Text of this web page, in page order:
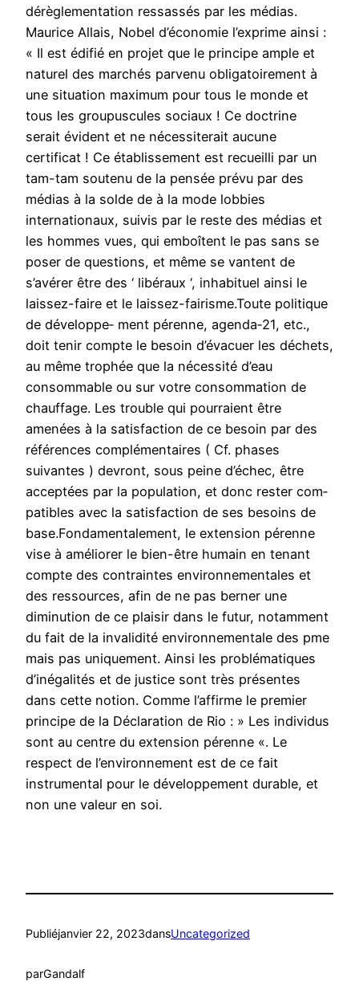
dérèglementation ressassés par les médias.
Maurice Allais, Nobel d’économie l’exprime ainsi :
« Il est édifié en projet que le principe ample et
naturel des marchés parvenu obligatoirement à
une situation maximum pour tous le monde et
tous les groupuscules sociaux ! Ce doctrine
serait évident et ne nécessiterait aucune
certificat ! Ce établissement est recueilli par un
tam-tam soutenu de la pensée prévu par des
médias à la solde de à la mode lobbies
internationaux, suivis par le reste des médias et
les hommes vues, qui emboîtent le pas sans se
poser de questions, et même se vantent de
s’avérer être des ‘ libéraux ‘, inhabituel ainsi le
laissez-faire et le laissez-fairisme.Toute politique
de développe‑ ment pérenne, agenda‑21, etc.,
doit tenir compte le besoin d’évacuer les déchets,
au même trophée que la nécessité d’eau
consommable ou sur votre consommation de
chauffage. Les trouble qui pourraient être
amenées à la satisfaction de ce besoin par des
références complémentaires ( Cf. phases
suivantes ) devront, sous peine d’échec, être
acceptées par la population, et donc rester com‑
patibles avec la satisfaction de ses besoins de
base.Fondamentalement, le extension pérenne
vise à améliorer le bien-être humain en tenant
compte des contraintes environnementales et
des ressources, afin de ne pas berner une
diminution de ce plaisir dans le futur, notamment
du fait de la invalidité environnementale des pme
mais pas uniquement. Ainsi les problématiques
d’inégalités et de justice sont très présentes
dans cette notion. Comme l’affirme le premier
principe de la Déclaration de Rio : » Les individus
sont au centre du extension pérenne «. Le
respect de l’environnement est de ce fait
instrumental pour le développement durable, et
non une valeur en soi.
Publiéjanvier 22, 2023dansUncategorized
parGandalf